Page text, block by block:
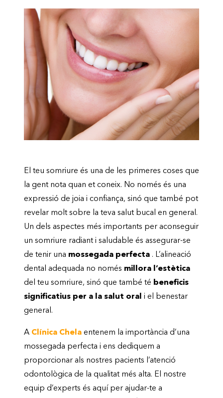
El teu somriure és una de les primeres coses que
la gent nota quan et coneix. No només és una
expressió de joia i confiança, sinó que també pot
revelar molt sobre la teva salut bucal en general.
Un dels aspectes més importants per aconseguir
un somriure radiant i saludable és assegurar-se
de tenir una mossegada perfecta . L’alineació
dental adequada no només millora l’estètica
del teu somriure, sinó que també té beneficis
significatius per a la salut oral i el benestar
general.
A Clínica Chela entenem la importància d’una
mossegada perfecta i ens dediquem a
proporcionar als nostres pacients l’atenció
odontològica de la qualitat més alta. El nostre
equip d’experts és aquí per ajudar-te a